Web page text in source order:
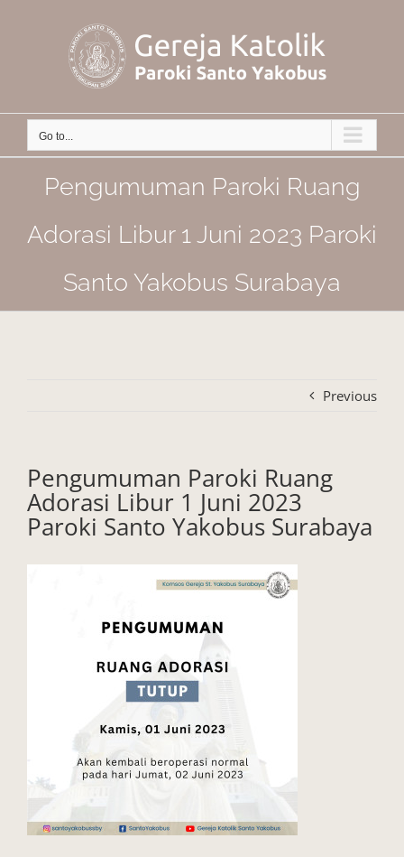
Go to...
Pengumuman Paroki Ruang
Adorasi Libur 1 Juni 2023 Paroki
Santo Yakobus Surabaya
Previous
Pengumuman Paroki Ruang
Adorasi Libur 1 Juni 2023
Paroki Santo Yakobus Surabaya